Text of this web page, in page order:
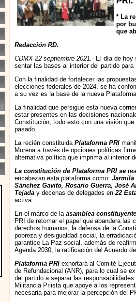
* La
por
que
Redacción RD.
CDMX 22 septiembre 2021.- El día de hoy
sentar las bases al interior del partido
Con la finalidad de fortalecer las
elecciones federales de 2024, se ha
a su vez es la base de la nueva
La finalidad que persigue esta nueva
estar presentes en las decisiones
Constitución, todo esto con una visión
pasado.
La recién constituida Plataforma PRI
Morena a través de opciones políticas
alternativa política que imprima al interior
La constitución de Plataforma PRI se
encabezan esta plataforma como: Jarmila
Sánchez Gavito, Rosario Guerra, José
Tejada y decenas de delegados en22
activa.
En el marco de la asamblea
PRI de retomar el papel que abandera
derechos humanos, la defensa de la
pobreza y desigualdad social, la
garantice La Paz social, además de
Agenda 2030, la ratificación del Acuerdo
Plataforma PRI exhortará al Comité
de Refundacional (ANR), para lo cual se
del partido a separar las
Militancia Priista que apoye a los
necesaria para mejorar la percepción del